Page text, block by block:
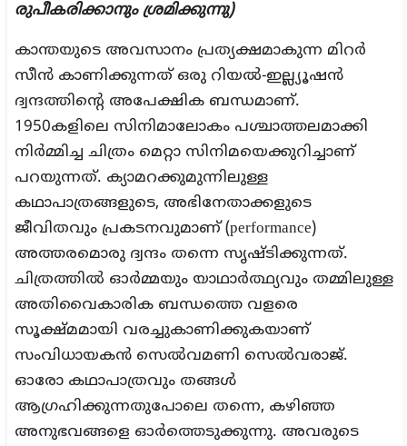
രുപീകരിക്കാനും ശ്രമിക്കുന്നു)
കാന്തയുടെ അവസാനം പ്രത്യക്ഷമാകുന്ന മിറർ
സീൻ കാണിക്കുന്നത് ഒരു റിയൽ-ഇല്ല്യൂഷൻ
ദ്വന്ദത്തിന്റെ അപേക്ഷിക ബന്ധമാണ്.
1950കളിലെ സിനിമാലോകം പശ്ചാത്തലമാക്കി
നിർമ്മിച്ച ചിത്രം മെറ്റാ സിനിമയെക്കുറിച്ചാണ്
പറയുന്നത്. ക്യാമറക്കുമുന്നിലുള്ള
കഥാപാത്രങ്ങളുടെ, അഭിനേതാക്കളുടെ
ജീവിതവും പ്രകടനവുമാണ് (performance)
അത്തരമൊരു ദ്വന്ദം തന്നെ സൃഷ്ടിക്കുന്നത്.
ചിത്രത്തിൽ ഓർമ്മയും യാഥാർത്ഥ്യവും തമ്മിലുള്ള
അതിവൈകാരിക ബന്ധത്തെ വളരെ
സൂക്ഷ്മമായി വരച്ചുകാണിക്കുകയാണ്
സംവിധായകൻ സെൽവമണി സെൽവരാജ്.
ഓരോ കഥാപാത്രവും തങ്ങൾ
ആഗ്രഹിക്കുന്നതുപോലെ തന്നെ, കഴിഞ്ഞ
അനുഭവങ്ങളെ ഓർത്തെടുക്കുന്നു. അവരുടെ